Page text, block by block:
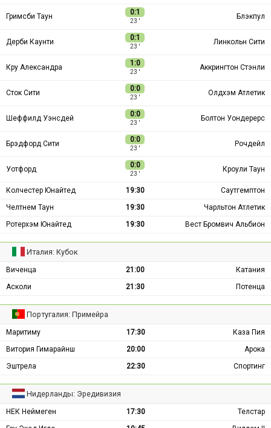
Гримсби Таун 0:1
23 ′
Блэкпул
Дерби Каунти 0:1
23 ′
Линкольн Сити
Кру Александра 1:0
23 ′
Аккрингтон Стэнли
Сток Сити 0:0
23 ′
Олдхэм Атлетик
Шеффилд Уэнсдей 0:0
23 ′
Болтон Уондерерс
Брэдфорд Сити 0:0
23 ′
Рочдейл
Уотфорд 0:0
23 ′
Кроули Таун
Колчестер Юнайтед 19:30
Саутгемптон
Челтнем Таун
19:30
Чарльтон Атлетик
Ротерхэм Юнайтед
19:30 Вест Бромвич Альбион
Италия: Кубок
Виченца 21:00
Катания
Асколи
21:30 Потенца
Португалия: Примейра
Маритиму 17:30
Каза Пия
Витория Гимарайнш
20:00
Арока
Эштрела
22:30 Спортинг
Нидерланды: Эредивизия
НЕК Неймеген 17:30
Телстар